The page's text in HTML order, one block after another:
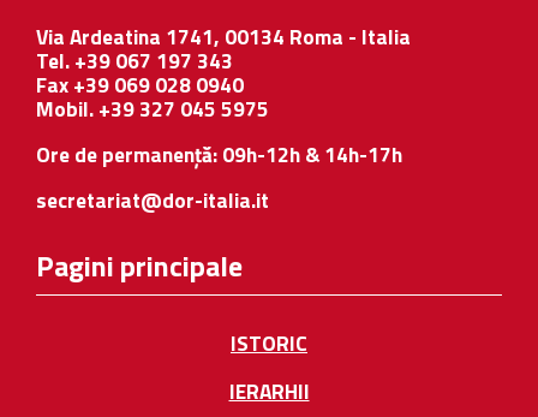
Via Ardeatina 1741, 00134 Roma - Italia
Tel. +39 067 197 343
Fax +39 069 028 0940
Mobil. +39 327 045 5975
Ore de permanență: 09h-12h & 14h-17h
secretariat@dor-italia.it
Pagini principale
ISTORIC
IERARHII